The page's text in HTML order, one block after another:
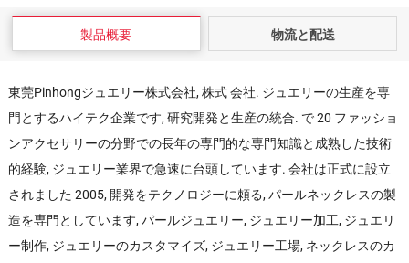
製品概要 物流と配送
東莞Pinhongジュエリー株式会社, 株式 会社. ジュエリーの生産を専
門とするハイテク企業です, 研究開発と生産の統合. で 20 ファッショ
ンアクセサリーの分野での長年の専門的な専門知識と成熟した技術
的経験, ジュエリー業界で急速に台頭しています. 会社は正式に設立
されました 2005, 開発をテクノロジーに頼る, パールネックレスの製
造を専門としています, パールジュエリー, ジュエリー加工, ジュエリ
ー制作, ジュエリーのカスタマイズ, ジュエリー工場, ネックレスのカ